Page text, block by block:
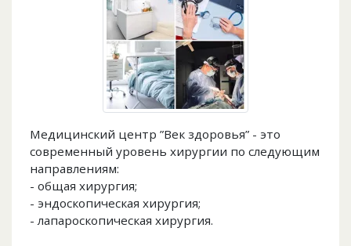
Медицинский центр ”Век здоровья” - это
современный уровень хирургии по следующим
направлениям:
- общая хирургия;
- эндоскопическая хирургия;
- лапароскопическая хирургия.